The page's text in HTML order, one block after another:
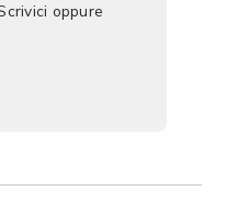
oppure